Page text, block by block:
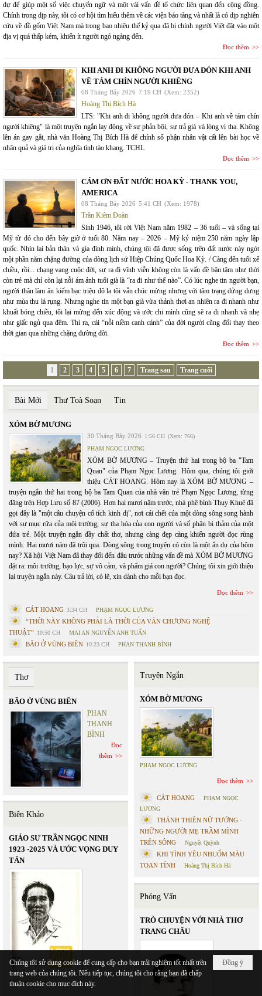
dự để giúp một số việc chuyển ngữ và một vài vấn đề tổ chức liên quan đến cộng đồng.
Chính trong dịp này, tôi có cơ hội tìm hiểu thêm về các viện bảo tàng và nhất là có dịp nghiên
cứu về đồ gốm Việt Nam mà trong bao nhiêu thế kỷ qua đã bị chính người Việt đặt vào một
địa vị quá thấp kém, khiến ít người ngó ngàng đến.
Đọc thêm
KHI ANH ĐI KHÔNG NGƯỜI ĐƯA ĐÓN KHI ANH
VỀ TÁM CHÍN NGƯỜI KHIÊNG
08 Tháng Bảy 2026 7:19 CH (Xem: 2352)
Hoàng Thị Bích Hà
LTS: "Khi anh đi không người đưa đón – Khi anh về tám chín
người khiêng" là một truyện ngắn lay động về sự phản bội, sự trả giá và lòng vị tha. Không
lên án gay gắt, nhà văn Hoàng Thị Bích Hà để chính số phận nhân vật cất lên bài học về
nhân quả và giá trị của nghĩa tình tào khang. TCHL
Đọc thêm
CÁM ƠN ĐẤT NƯỚC HOA KỲ - THANK YOU,
AMERICA
08 Tháng Bảy 2026 5:41 CH (Xem: 1978)
Trần Kiêm Đoàn
Sinh 1946, tôi rời Việt Nam năm 1982 – 36 tuổi – và sống tại
Mỹ từ đó cho đến bây giờ ở tuổi 80. Năm nay – 2026 – Mỹ kỷ niệm 250 năm ngày lập
quốc. Nhìn lại bản thân và gia đình mình, chúng tôi đã được sống trên đất nước này ngót
một phần năm chặng đường của dòng lịch sử Hiệp Chủng Quốc Hoa Kỳ. / Càng đến tuổi xế
chiều, rồi... chạng vạng cuộc đời, sự ra đi vĩnh viễn không còn là vấn đề bận tâm như thời
còn trẻ mà chỉ còn lại nỗi ám ảnh tuổi già là “ra đi như thế nào”. Có lúc nghe tin người bạn,
người thân làm ăn kiếm bạc triệu đô la tôi vẫn chúc mừng nhưng với tâm trạng dửng dưng
như mùa thu lá rụng. Nhưng nghe tin một bạn già vừa thảnh thơi an nhiên ra đi nhanh như
khuất bóng chiều, tôi lại mừng đến xúc động và ước chi mình cũng sẽ ra đi nhanh và nhẹ
như giấc ngủ qua đêm. Thì ra, cái “nỗi niềm canh cánh” của đời người cũng đổi thay theo
thời gian qua những chặng đường đời.
Đọc thêm
1 2 3 4 5 6 7 Trang sau Trang cuối
Bài Mới Thư Toà Soạn Tin
XÓM BỜ MƯƠNG
30 Tháng Bảy 2026 1:56 CH (Xem: 766)
PHẠM NGỌC LƯƠNG
XÓM BỜ MƯƠNG – Truyện thứ hai trong bộ ba "Tam
Quan" của Phạm Ngọc Lương. Hôm qua, chúng tôi giới
thiệu CÁT HOANG. Hôm nay là XÓM BỜ MƯƠNG –
truyện ngắn thứ hai trong bộ ba Tam Quan của nhà văn trẻ Phạm Ngọc Lương, từng
đăng trên Hợp Lưu số 87 (2006). Hơn hai mươi năm trước, nhà phê bình Thụy Khuê đã
gọi đây là "một câu chuyện cổ tích kinh dị", nơi cái chết của một dòng sông song hành
với sự mục rữa của môi trường, sự tha hóa của con người và số phận bi thảm của một
đứa trẻ. Một truyện ngắn đầy chất thơ, nhưng càng đẹp càng khiến người đọc rùng
mình. Hai mươi năm đã trôi qua. Dòng sông trong truyện có còn là một ẩn dụ của hôm
nay? Xã hội Việt Nam đã thay đổi đến đâu trước những vấn đề mà XÓM BỜ MƯƠNG
đặt ra: môi trường, bạo lực, sự vô cảm, và phẩm giá con người? Chúng tôi xin giới thiệu
lại truyện ngắn này. Câu trả lời, có lẽ, xin dành cho mỗi bạn đọc.
Đọc thêm
CÁT HOANG 3:34 CH PHẠM NGỌC LƯƠNG
“THỜI NÀY KHÔNG PHẢI LÀ THỜI CỦA VĂN CHƯƠNG NGHỆ
THUẬT” 10:50 CH MAI AN NGUYỄN ANH TUẤN
BÃO Ở VÙNG BIÊN 10:23 CH PHAN THANH BÌNH
Thơ
BÃO Ở VÙNG BIÊN
PHAN
THANH
BÌNH
Đọc
thêm
Biên Khảo
GIÁO SƯ TRẦN NGỌC NINH
1923 -2025 VÀ ƯỚC VỌNG DUY
TÂN
NGÔ THẾ VINH
Truyện Ngắn
XÓM BỜ MƯƠNG
PHẠM NGỌC LƯƠNG
Đọc thêm
CÁT HOANG
PHẠM NGỌC
LƯƠNG
THÁNH THIÊN NỮ TƯỚNG -
NHỮNG NGƯỜI MẸ TRẦM MÌNH
TRÊN SÔNG
Nguyệt Quỳnh
KHI TÌNH YÊU NHUỐM MÀU
TOAN TÍNH
Hoàng Thị Bích Hà
Phỏng Vấn
TRÒ CHUYỆN VỚI NHÀ THƠ
TRANG CHÂU
Đồng ý
Chúng tôi sử dụng cookie để cung cấp cho bạn trải nghiệm tốt nhất trên
trang web của chúng tôi. Nếu tiếp tục, chúng tôi cho rằng bạn đã chấp
thuận cookie cho mục đích này.